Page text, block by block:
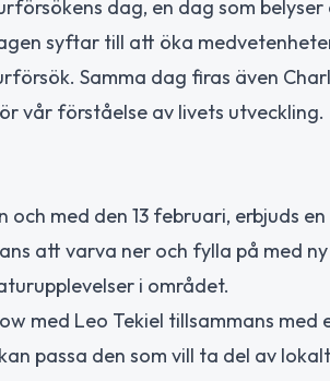
dag, en dag som
syftar till att öka
Samma dag firas även
vår förståelse av livets utveckling.
med den 13 februari, erbjuds
att varva ner och fylla på med
i området.
med Leo Tekiel tillsammans
passa den som vill ta del av